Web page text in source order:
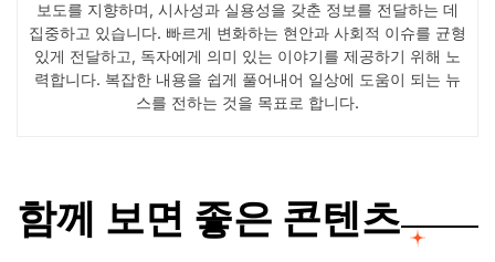
보도를 지향하며, 시사성과 실용성을 갖춘 정보를 전달하는 데
집중하고 있습니다. 빠르게 변화하는 현안과 사회적 이슈를 균형
있게 전달하고, 독자에게 의미 있는 이야기를 제공하기 위해 노
력합니다. 복잡한 내용을 쉽게 풀어내어 일상에 도움이 되는 뉴
스를 전하는 것을 목표로 합니다.
함께 보면 좋은 콘텐츠